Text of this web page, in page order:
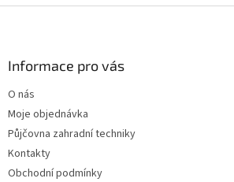
Informace pro vás
O nás
Moje objednávka
Půjčovna zahradní techniky
Kontakty
Obchodní podmínky